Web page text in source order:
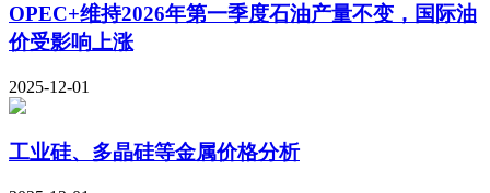
OPEC+维持2026年第一季度石油产量不变，国际油
价受影响上涨
2025-12-01
工业硅、多晶硅等金属价格分析